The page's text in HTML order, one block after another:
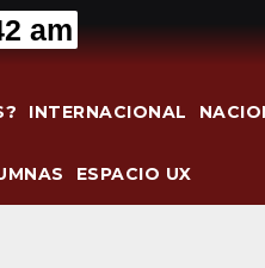
am
INTERNACIONAL
ESPACIO UX